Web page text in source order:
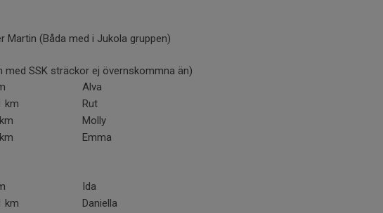
Martin (Båda med i Jukola gruppen)
med SSK sträckor ej övernskommna än)
Alva
km
Rut
Molly
Emma
Ida
km
Daniella